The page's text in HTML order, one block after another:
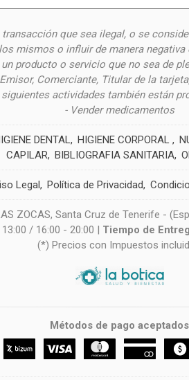
que sea ilegal, o se
mismos o influir de manera
producto o servicio que no sea de
Emisor, Comerciante, Titular de la
actividades también están
- Vender medicamentos
DENTAL HIGIENE CORPORAL
CAPILAR BIBLIOGRAFIA SANITARIA
Legal Política de Privacidad
ZOCAS, Santa Cruz de Tenerife -
/ 16:00 - 20:00 | Tiempo de
(*) Precios con Impuestos
Métodos de pago aceptados